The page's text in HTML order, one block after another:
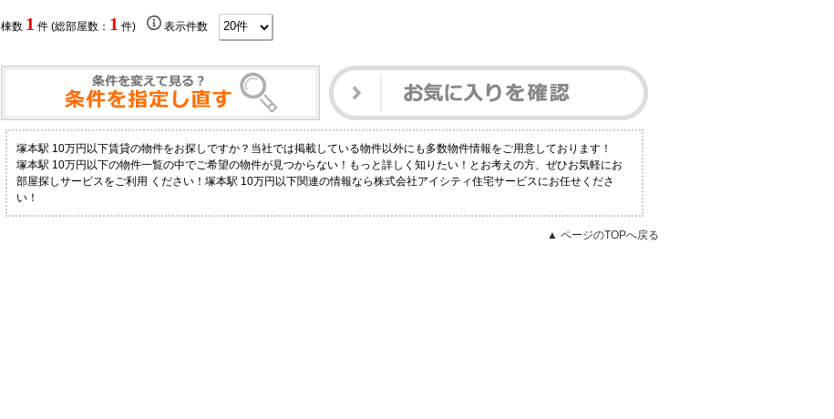
棟数 1 件 (総部屋数： 1 件) 表示件数
塚本駅 10万円以下賃貸の物件をお探しですか？当社では掲載している物件以外にも多数物件情報をご用意しております！
塚本駅 10万円以下の物件一覧の中でご希望の物件が見つからない！もっと詳しく知りたい！とお考えの方、ぜひお気軽にお
部屋探しサービスをご利用 ください！塚本駅 10万円以下関連の情報なら株式会社アイシティ住宅サービスにお任せくださ
い！
▲ ページのTOPへ戻る